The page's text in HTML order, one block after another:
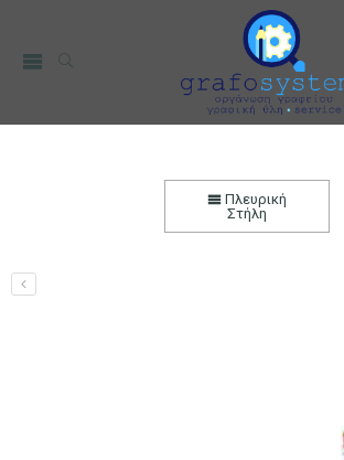
καπάκι με πώμα ασφαλείας
Μικρο-Συσκευές Κουζίνας
Μπουκάλια Μπουκάλια
Πλευρική
Στήλη